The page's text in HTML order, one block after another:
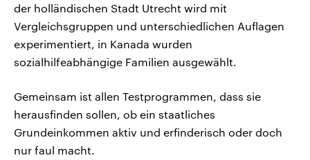
der holländischen Stadt Utrecht wird mit
Vergleichsgruppen und unterschiedlichen Auflagen
experimentiert, in Kanada wurden
sozialhilfeabhängige Familien ausgewählt.
Gemeinsam ist allen Testprogrammen, dass sie
herausfinden sollen, ob ein staatliches
Grundeinkommen aktiv und erfinderisch oder doch
nur faul macht.